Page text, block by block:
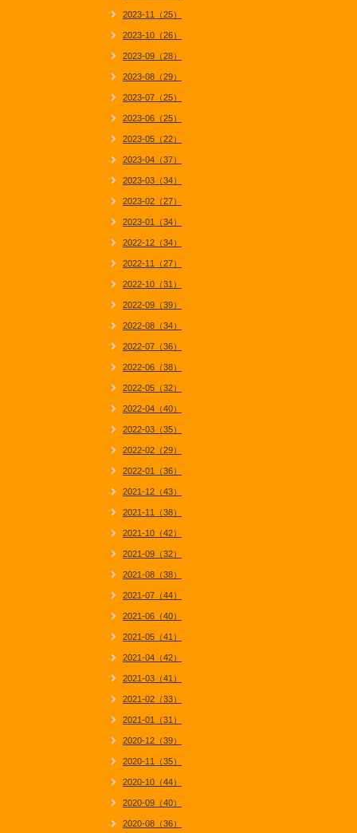
2023-11（25）
2023-10（26）
2023-09（28）
2023-08（29）
2023-07（25）
2023-06（25）
2023-05（22）
2023-04（37）
2023-03（34）
2023-02（27）
2023-01（34）
2022-12（34）
2022-11（27）
2022-10（31）
2022-09（39）
2022-08（34）
2022-07（36）
2022-06（38）
2022-05（32）
2022-04（40）
2022-03（35）
2022-02（29）
2022-01（36）
2021-12（43）
2021-11（38）
2021-10（42）
2021-09（32）
2021-08（38）
2021-07（44）
2021-06（40）
2021-05（41）
2021-04（42）
2021-03（41）
2021-02（33）
2021-01（31）
2020-12（39）
2020-11（35）
2020-10（44）
2020-09（40）
2020-08（36）